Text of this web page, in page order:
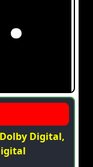
Digital,